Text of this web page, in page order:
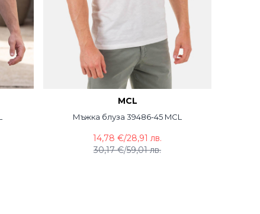
MCL
Мъжка блуза 39486-45 MCL
30,17 €/59,01 лв.
14,78 €/28,91 лв.